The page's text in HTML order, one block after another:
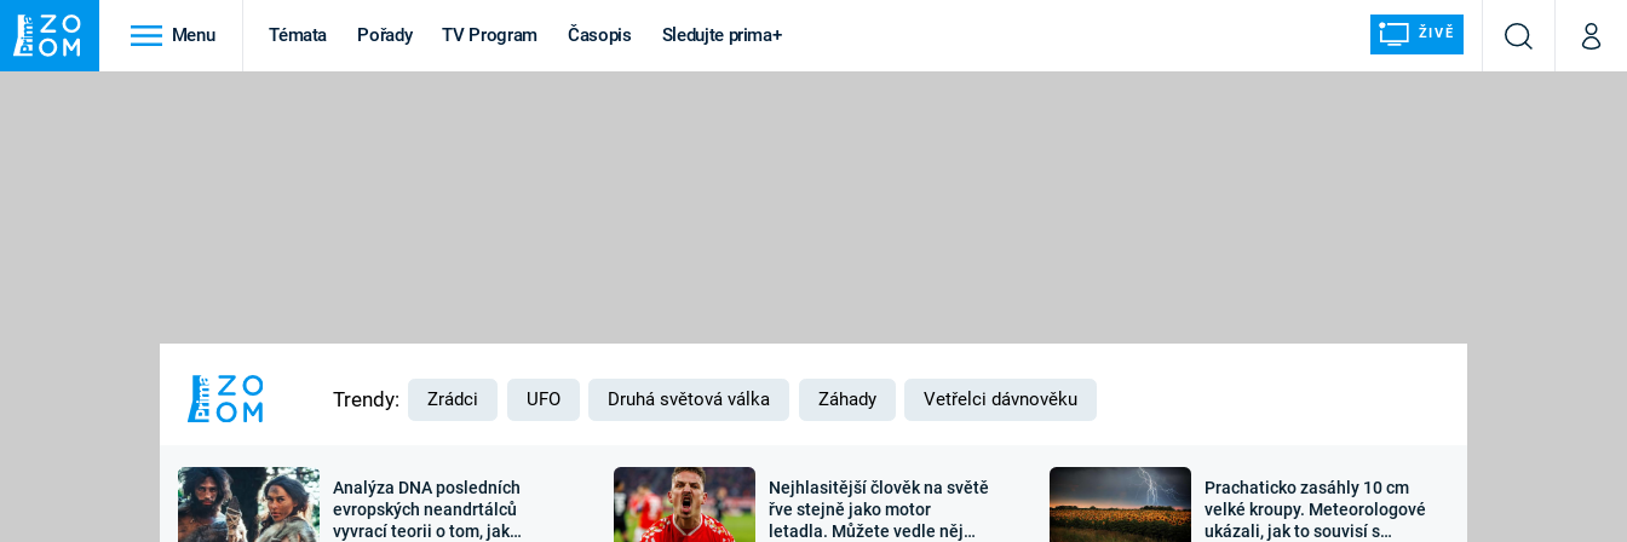
Menu Témata Pořady TV Program Časopis Sledujte prima+ ŽIVĚ
VyhledáváníMůj
MARS
Výročí
Záhady a
Zajímavosti Sledujte nás
Trendy: Zrádci UFO Druhá světová válka Záhady Vetřelci dávnověku
Analýza DNA posledních
evropských neandrtálců
vyvrací teorii o tom, jak
Nejhlasitější člověk na světě
řve stejně jako motor
letadla. Můžete vedle něj
Prachaticko zasáhly 10 cm
velké kroupy. Meteorologové
ukázali, jak to souvisí s